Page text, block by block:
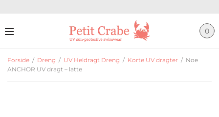
0
Forside / Dreng / UV Heldragt Dreng / Korte UV dragter / Noe
ANCHOR UV dragt – latte